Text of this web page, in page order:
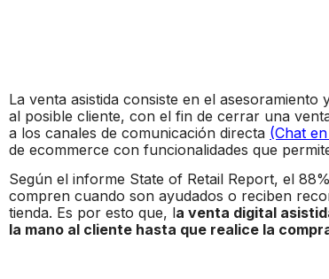
La venta asistida consiste en el
al posible cliente, con el fin de cerrar una
a los canales de comunicación directa (Chat
de ecommerce con funcionalidades que
Según el informe State of Retail Report, el
compren cuando son ayudados o reciben
tienda. Es por esto que, la venta digital
la mano al cliente hasta que realice la